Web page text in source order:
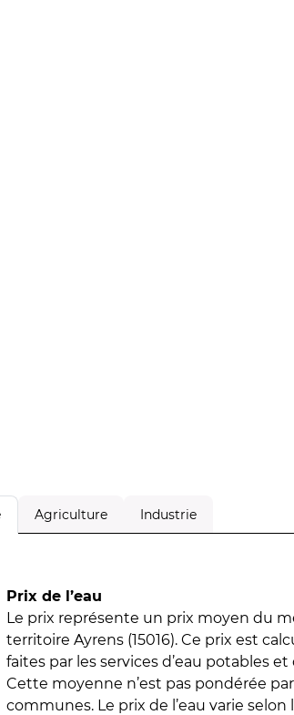
Agriculture Industrie
Prix de l’eau
Le prix représente un prix moyen du
territoire Ayrens (15016). Ce prix est
faites par les services d’eau potables
Cette moyenne n’est pas pondérée
communes. Le prix de l’eau varie